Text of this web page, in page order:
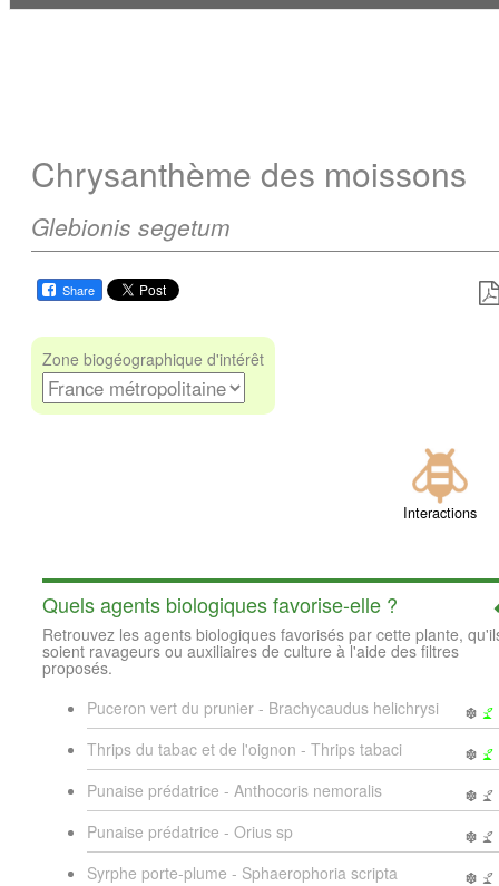
Chrysanthème des moissons
Glebionis segetum
Share
Zone biogéographique d'intérêt
Interactions
Quels agents biologiques favorise-elle ?
Retrouvez les agents biologiques favorisés par cette plante,
soient ravageurs ou auxiliaires de culture à l'aide des filtres
proposés.
Puceron vert du prunier - Brachycaudus helichrysi
Thrips du tabac et de l'oignon - Thrips tabaci
Punaise prédatrice - Anthocoris nemoralis
Punaise prédatrice - Orius sp
Syrphe porte-plume - Sphaerophoria scripta